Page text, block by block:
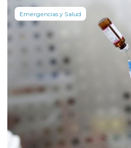
Emergencias y Salud